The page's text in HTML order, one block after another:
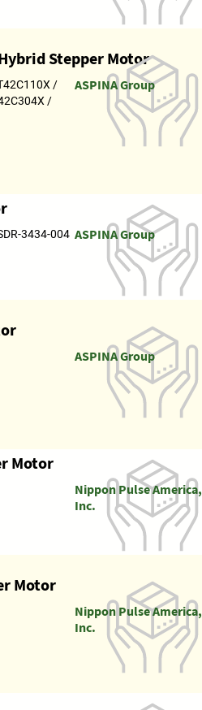
Stepper Motor
/
/
ASPINA Group
3434-004 ASPINA Group
ASPINA Group
Motor
Nippon Pulse America,
Inc.
Motor
Nippon Pulse America,
Inc.